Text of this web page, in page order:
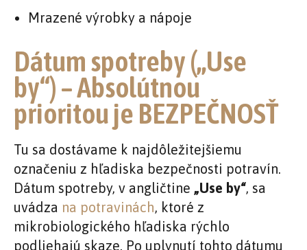
Mrazené výrobky a nápoje
Dátum spotreby („Use
by“) – Absolútnou
prioritou je BEZPEČNOSŤ
Tu sa dostávame k najdôležitejšiemu
označeniu z hľadiska bezpečnosti potravín.
Dátum spotreby, v angličtine „Use by“, sa
uvádza na potravinách, ktoré z
mikrobiologického hľadiska rýchlo
podliehajú skaze. Po uplynutí tohto dátumu